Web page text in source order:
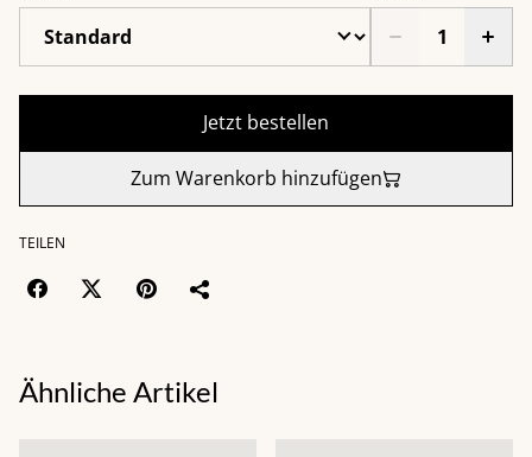
Jetzt bestellen
Zum Warenkorb hinzufügen
TEILEN
Ähnliche Artikel